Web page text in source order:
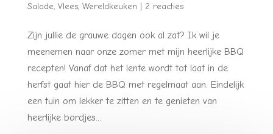
Salade, Vlees, Wereldkeuken 2 reacties
Zijn jullie de grauwe dagen ook al zat? Ik wil je
meenemen naar onze zomer met mijn heerlijke BBQ
recepten! Vanaf dat het lente wordt tot laat in de
herfst gaat hier de BBQ met regelmaat aan. Eindelijk
een tuin om lekker te zitten en te genieten van
heerlijke bordjes...